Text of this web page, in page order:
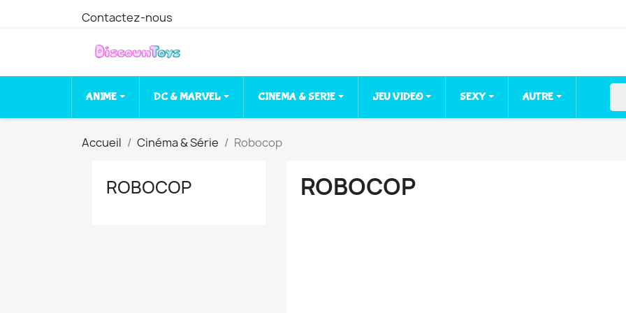
Contactez-nous
ANIME DC & MARVEL CINEMA & SERIE JEU VIDEO SEXY AUTRE
Accueil Cinéma & Série Robocop
ROBOCOP ROBOCOP